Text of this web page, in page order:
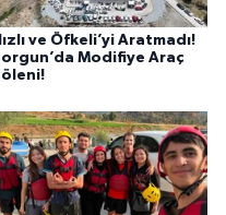
ve Öfkeli’yi Aratmadı!
Modifiye Araç